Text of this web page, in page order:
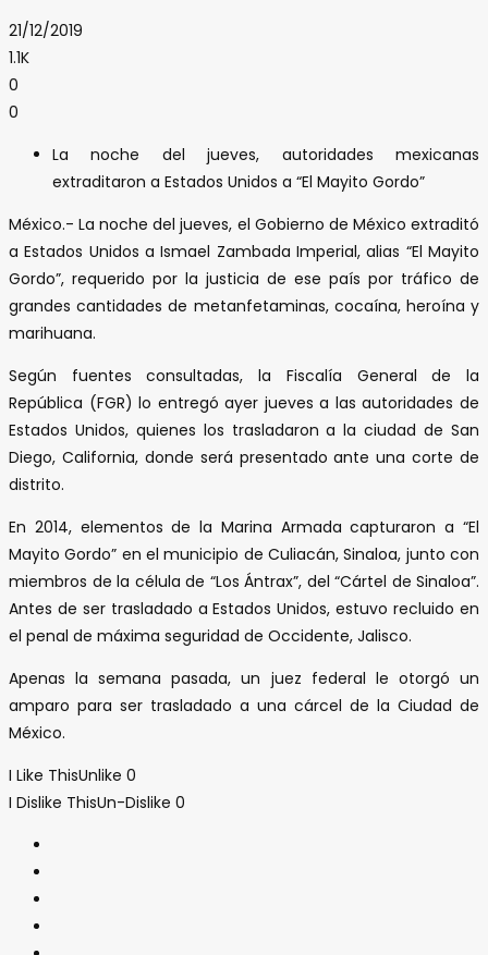
21/12/2019
1.1K
0
0
La noche del jueves, autoridades mexicanas
extraditaron a Estados Unidos a “El Mayito Gordo”
México.- La noche del jueves, el Gobierno de México extraditó
a Estados Unidos a Ismael Zambada Imperial, alias “El Mayito
Gordo”, requerido por la justicia de ese país por tráfico de
grandes cantidades de metanfetaminas, cocaína, heroína y
marihuana.
Según fuentes consultadas, la Fiscalía General de la
República (FGR) lo entregó ayer jueves a las autoridades de
Estados Unidos, quienes los trasladaron a la ciudad de San
Diego, California, donde será presentado ante una corte de
distrito.
En 2014, elementos de la Marina Armada capturaron a “El
Mayito Gordo” en el municipio de Culiacán, Sinaloa, junto con
miembros de la célula de “Los Ántrax”, del “Cártel de Sinaloa”.
Antes de ser trasladado a Estados Unidos, estuvo recluido en
el penal de máxima seguridad de Occidente, Jalisco.
Apenas la semana pasada, un juez federal le otorgó un
amparo para ser trasladado a una cárcel de la Ciudad de
México.
I Like ThisUnlike 0
I Dislike ThisUn-Dislike 0